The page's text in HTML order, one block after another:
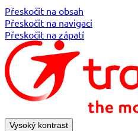
Přeskočit na obsah
Přeskočit na navigaci
Přeskočit na zápatí
Vysoký kontrast